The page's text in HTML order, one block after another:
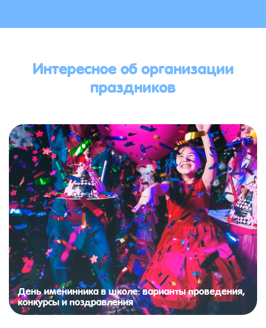
Интересное об организации
праздников
День именинника в школе: варианты проведения,
конкурсы и поздравления